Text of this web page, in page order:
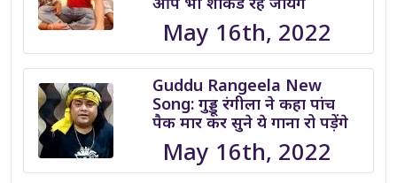
May 16th, 2022
Guddu Rangeela New
Song: गुड्डू रंगीला ने कहा पांच
पैक मार कर सुने ये गाना रो पड़ेंगे
May 16th, 2022